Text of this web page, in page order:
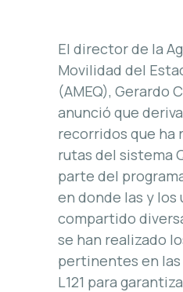
El director de la
Movilidad del
(AMEQ), Gerardo
anunció que
recorridos que ha
rutas del sistema
parte del
en donde las y los
compartido
se han realizado
pertinentes en las
L121 para